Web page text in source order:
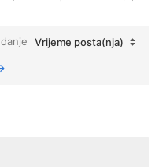
Vrijeme posta(nja)